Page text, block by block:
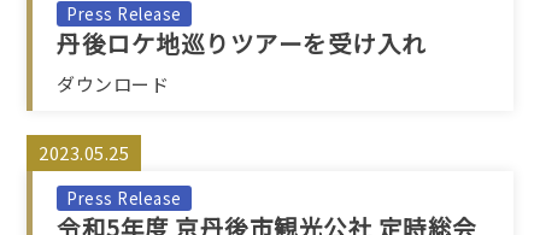
Press Release
丹後ロケ地巡りツアーを受け入れ
ダウンロード
2023.05.25
Press Release
令和5年度 京丹後市観光公社 定時総会